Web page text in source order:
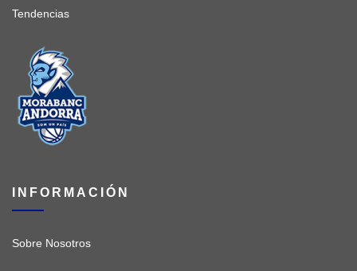
Tendencias
INFORMACIÓN
Sobre Nosotros